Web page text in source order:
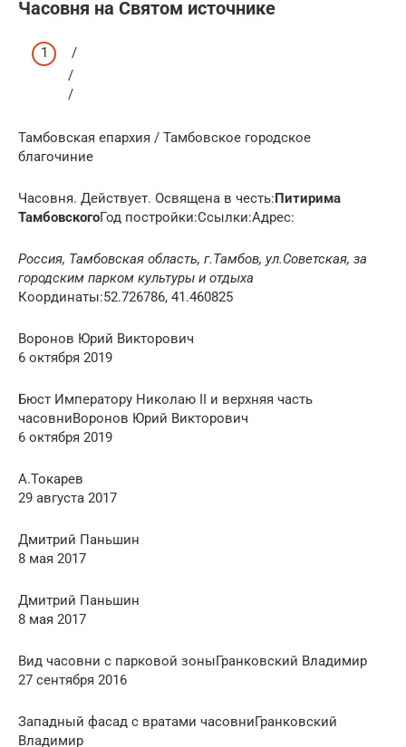
Часовня на Святом источнике
/
/
/
Тамбовская епархия / Тамбовское городское
благочиние
Часовня. Действует. Освящена в честь:Питирима
ТамбовскогоГод постройки:Ссылки:Адрес:
Россия, Тамбовская область, г.Тамбов, ул.Советская, за
городским парком культуры и отдыха
Координаты:52.726786, 41.460825
Воронов Юрий Викторович
6 октября 2019
Бюст Императору Николаю II и верхняя часть
часовниВоронов Юрий Викторович
6 октября 2019
А.Токарев
29 августа 2017
Дмитрий Паньшин
8 мая 2017
Дмитрий Паньшин
8 мая 2017
Вид часовни с парковой зоныГранковский Владимир
27 сентября 2016
Западный фасад с вратами часовниГранковский
Владимир